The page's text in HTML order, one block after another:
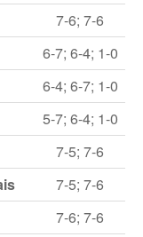
7-6; 7-6
6-7; 6-4; 1-0
6-4; 6-7; 1-0
5-7; 6-4; 1-0
7-5; 7-6
7-5; 7-6
7-6; 7-6